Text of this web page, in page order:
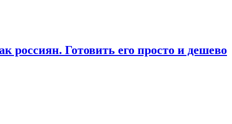
Готовить его просто и дешево